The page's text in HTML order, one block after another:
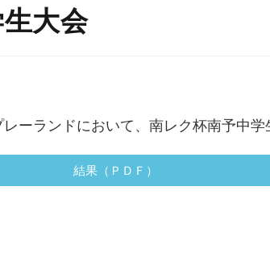
大会
ーランドにおいて、南レク杯南予中学
結果（ＰＤＦ）